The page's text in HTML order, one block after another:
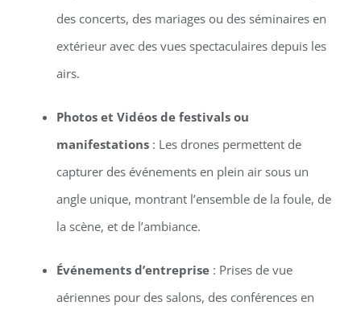
des concerts, des mariages ou des séminaires en
extérieur avec des vues spectaculaires depuis les
airs.
Photos et Vidéos de festivals ou
manifestations: Les drones permettent de
capturer des événements en plein air sous un
angle unique, montrant l’ensemble de la foule, de
la scène, et de l’ambiance.
Événements d’entreprise: Prises de vue
aériennes pour des salons, des conférences en